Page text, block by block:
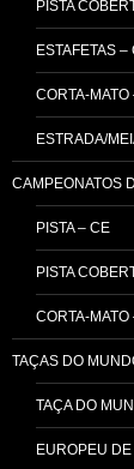
PISTA
ESTAFETAS –
CORTA-MATO
ESTRADA/
CAMPEONATOS
PISTA – CE
PISTA
CORTA-MATO
TAÇAS DO
TAÇA DO
EUROPEU